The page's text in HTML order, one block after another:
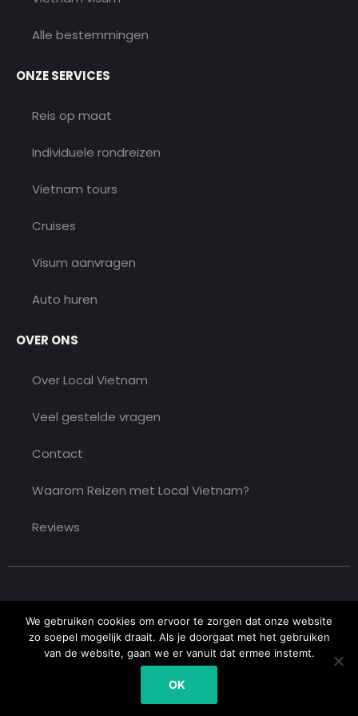
Alle bestemmingen
ONZE SERVICES
Reis op maat
Individuele rondreizen
Vietnam tours
Cruises
Visum aanvragen
Auto huren
OVER ONS
Over Local Vietnam
Veel gestelde vragen
Contact
Waarom Reizen met Local Vietnam?
Reviews
Copyright © 2026 Local Vietnam. All rights reserved
We gebruiken cookies om ervoor te zorgen dat onze website
zo soepel mogelijk draait. Als je doorgaat met het gebruiken
van de website, gaan we er vanuit dat ermee instemt.
OK